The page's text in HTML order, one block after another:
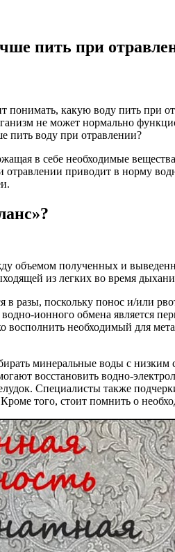
пить при
понимать, какую воду пить при
не может нормально
пить воду при отравлении?
в себе необходимые
приводит в норму
объемом полученных и
из легких во время
в разы, поскольку понос и/или
ионного обмена является
восполнить необходимый для
минеральные воды с
восстановить водно-
Специалисты также
того, стоит помнить о